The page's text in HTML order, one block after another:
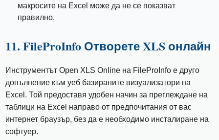
макросите на Excel може да не се показват
правилно.
11. FileProInfo Отворете XLS онлайн
Инструментът Open XLS Online на FileProInfo е друго
допълнение към уеб базираните визуализатори на
Excel. Той предоставя удобен начин за преглеждане на
таблици на Excel направо от предпочитания от вас
интернет браузър, без да е необходимо инсталиране на
софтуер.